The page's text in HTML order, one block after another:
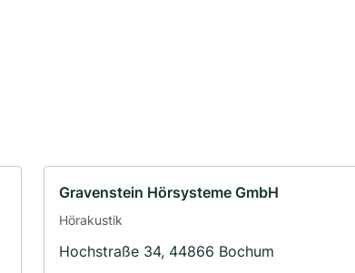
Gravenstein Hörsysteme GmbH
Hörakustik
Hochstraße 34, 44866 Bochum